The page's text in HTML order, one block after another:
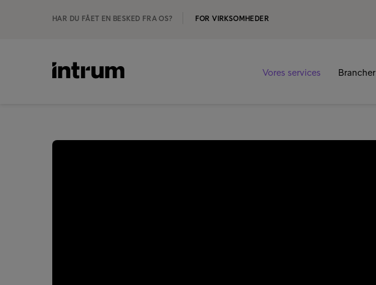
HAR DU FÅET EN BESKED FRA OS? FOR VIRKSOMHEDER
Vores services Brancher